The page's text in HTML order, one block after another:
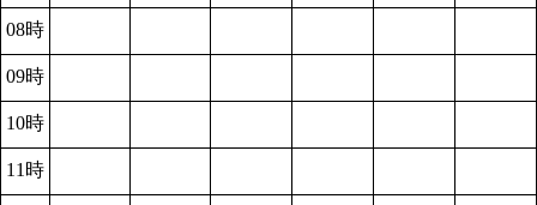
08時
09時
10時
11時